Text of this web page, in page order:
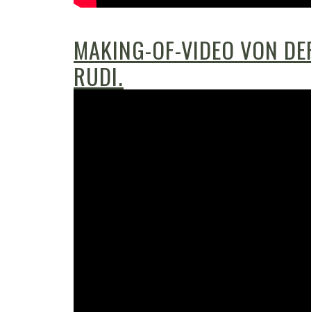
MAKING-OF-VIDEO VON
RUDI.